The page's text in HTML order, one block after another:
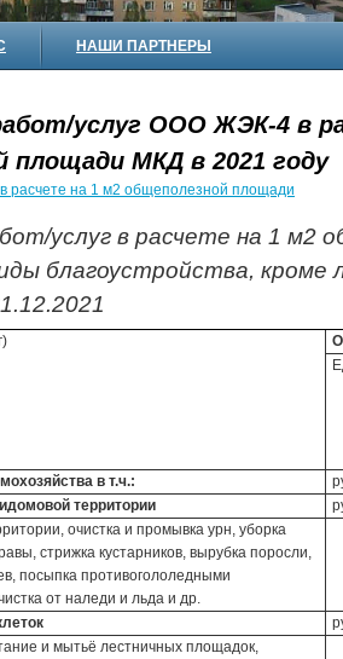
НАШИ ПАРТНЕРЫ
услуг ООО ЖЭК-4 в
площади МКД в 2021 году
расчете на 1 м2 общеполезной площади
услуг в расчете на 1 м2
благоустройства, кроме
в т.ч.:
территории
очистка и промывка урн, уборка
стрижка кустарников, вырубка поросли,
посыпка противогололедными
от наледи и льда и др.
и мытьё лестничных площадок,